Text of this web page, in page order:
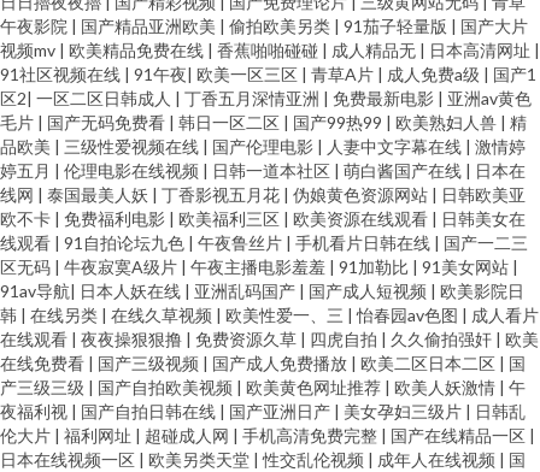
午夜影院 | 国产精品亚洲欧美 | 偷拍欧美另类 | 91茄子轻量版 | 国产大片
视频mv | 欧美精品免费在线 | 香蕉啪啪碰碰 | 成人精品无 | 日本高清网址 |
91社区视频在线 | 91午夜| 欧美一区三区 | 青草A片 | 成人免费a级 | 国产1
区2| 一区二区日韩成人 | 丁香五月深情亚洲 | 免费最新电影 | 亚洲av黄色
毛片 | 国产无码免费看 | 韩日一区二区 | 国产99热99 | 欧美熟妇人兽 | 精
品欧美 | 三级性爱视频在线 | 国产伦理电影 | 人妻中文字幕在线 | 激情婷
婷五月 | 伦理电影在线视频 | 日韩一道本社区 | 萌白酱国产在线 | 日本在
线网 | 泰国最美人妖 | 丁香影视五月花 | 伪娘黄色资源网站 | 日韩欧美亚
欧不卡 | 免费福利电影 | 欧美福利三区 | 欧美资源在线观看 | 日韩美女在
线观看 | 91自拍论坛九色 | 午夜鲁丝片 | 手机看片日韩在线 | 国产一二三
区无码 | 牛夜寂寞A级片 | 午夜主播电影羞羞 | 91加勒比 | 91美女网站 |
91av导航| 日本人妖在线 | 亚洲乱码国产 | 国产成人短视频 | 欧美影院日
韩 | 在线另类 | 在线久草视频 | 欧美性爱一、三 |怡春园av色图 | 成人看片
在线观看 | 夜夜操狠狠撸 | 免费资源久草 | 四虎自拍 | 久久偷拍强奸 | 欧美
在线免费看 | 国产三级视频 | 国产成人免费播放 | 欧美二区日本二区 | 国
产三级三级 | 国产自拍欧美视频 | 欧美黄色网址推荐 | 欧美人妖激情 | 午
夜福利视 | 国产自拍日韩在线 | 国产亚洲日产 | 美女孕妇三级片 | 日韩乱
伦大片 | 福利网址 | 超碰成人网 | 手机高清免费完整 | 国产在线精品一区 |
日本在线视频一区 | 欧美另类天堂 |性交乱伦视频 | 成年人在线视频 | 国